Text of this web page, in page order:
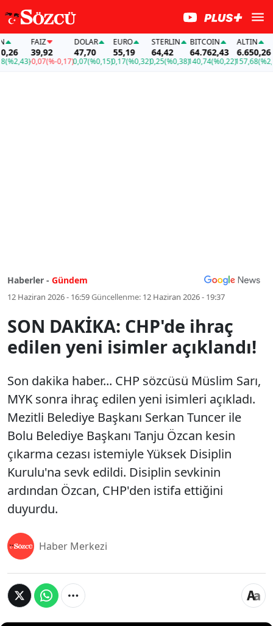
FAİZ
39,92
-0,07(%-0,17)
DOLAR
47,70
0,07(%0,15)
EURO
55,19
0,17(%0,32)
STERLIN
64,42
0,25(%0,38)
BITCOIN
64.762,43
140,74(%0,22)
ALTIN
6.650,26
157,68(%2,43)
Haberler - Gündem
12 Haziran 2026 - 16:59Güncellenme: 12 Haziran 2026 - 19:37
SON DAKİKA: CHP'de ihraç
edilen yeni isimler açıklandı!
Son dakika haber... CHP sözcüsü Müslim Sarı,
MYK sonra ihraç edilen yeni isimleri açıkladı.
Mezitli Belediye Başkanı Serkan Tuncer ile
Bolu Belediye Başkanı Tanju Özcan kesin
çıkarma cezası istemiyle Yüksek Disiplin
Kurulu'na sevk edildi. Disiplin sevkinin
ardından Özcan, CHP'den istifa ettiğini
duyurdu.
Haber Merkezi